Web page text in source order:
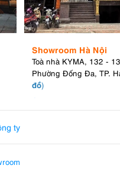
Showroom Hà Nội
Toà nhà KYMA, 132 -
Phường Đống Đa, TP.
đồ)
ty